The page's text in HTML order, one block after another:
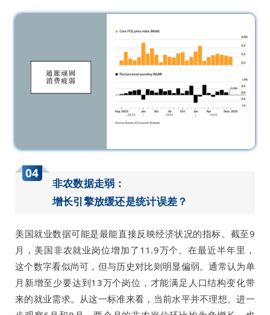
04
非农数据走弱：
增长引擎放缓还是统计误差？
美国就业数据可能是最能直接反映经济状况的指标。截至9
月，美国非农就业岗位增加了11.9万个。在最近半年里，
这个数字看似尚可，但与历史对比则明显偏弱。通常认为单
月新增至少要达到13万个岗位，才能满足人口结构变化带
来的就业需求。从这一标准来看，当前水平并不理想。进一